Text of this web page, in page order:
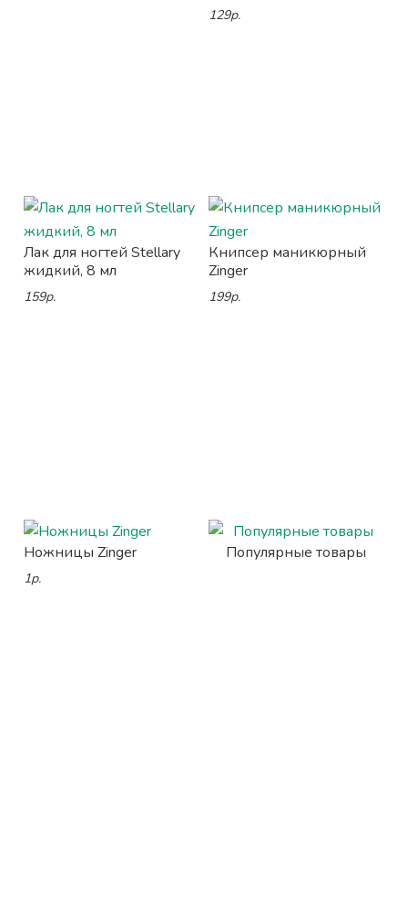
129р.
Лак для ногтей Stellary
жидкий, 8 мл
159р.
Книпсер маникюрный
Zinger
199р.
Ножницы Zinger
1р.
Популярные товары